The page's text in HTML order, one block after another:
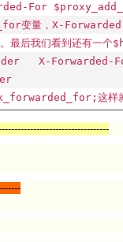
For
变量，X-Forwarded-
最后我们看到还有一
X-
这样就